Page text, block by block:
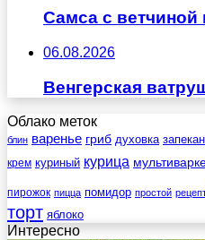
Самса с
06.08.2026
Венгерская
Облако меток
блин варенье гриб духовка
крем куриный курица
пирожок пицца помидор простой
торт яблоко
Интересно